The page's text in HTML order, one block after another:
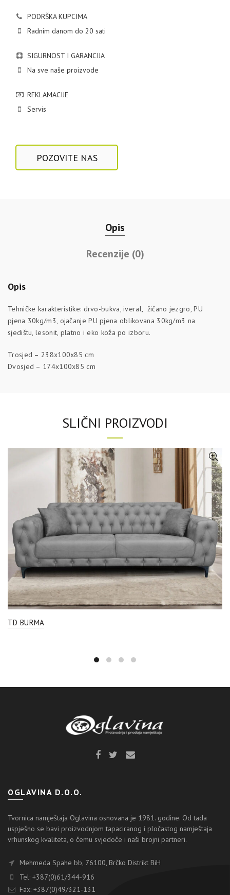
PODRŠKA KUPCIMA
Radnim danom do 20 sati
SIGURNOST I GARANCIJA
Na sve naše proizvode
REKLAMACIJE
Servis
POZOVITE NAS
Opis
Recenzije (0)
Opis
Tehničke karakteristike: drvo-bukva, iveral, žičano jezgro, PU
pjena 30kg/m3, ojačanje PU pjena oblikovana 30kg/m3 na
sjedištu, lesonit, platno i eko koža po izboru.
Trosjed – 238x100x85 cm
Dvosjed – 174x100x85 cm
SLIČNI PROIZVODI
TD BURMA
OGLAVINA D.O.O.
Tvornica namještaja Oglavina osnovana je 1981. godine. Od tada
uspješno se bavi proizvodnjom tapaciranog i pločastog namještaja
vrhunskog kvaliteta, o čemu svjedoče i naši brojni partneri.
Mehmeda Spahe bb, 76100, Brčko Distrikt BiH
Tel: +387(0)61/344-916
Fax: +387(0)49/321-131